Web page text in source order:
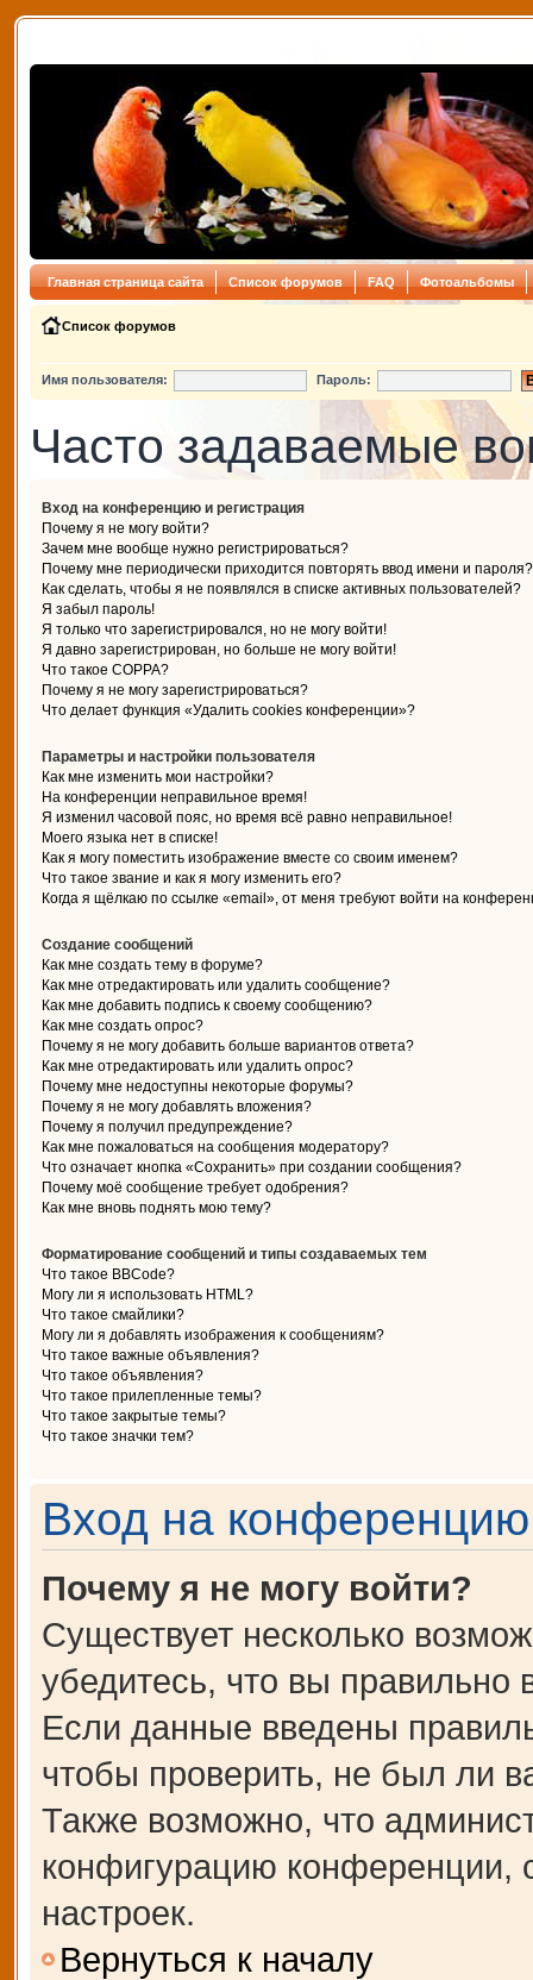
Главная страница сайта Список форумов FAQ Фотоальбомы
Список форумов
Имя пользователя: Пароль:
Часто задаваемые
Вход на конференцию и регистрация
Почему я не могу войти?
Зачем мне вообще нужно регистрироваться?
Почему мне периодически приходится повторять ввод имени и пароля?
Как сделать, чтобы я не появлялся в списке активных пользователей?
Я забыл пароль!
Я только что зарегистрировался, но не могу войти!
Я давно зарегистрирован, но больше не могу войти!
Что такое COPPA?
Почему я не могу зарегистрироваться?
Что делает функция «Удалить cookies конференции»?
Параметры и настройки пользователя
Как мне изменить мои настройки?
На конференции неправильное время!
Я изменил часовой пояс, но время всё равно неправильное!
Моего языка нет в списке!
Как я могу поместить изображение вместе со своим именем?
Что такое звание и как я могу изменить его?
Когда я щёлкаю по ссылке «email», от меня требуют войти на
Создание сообщений
Как мне создать тему в форуме?
Как мне отредактировать или удалить сообщение?
Как мне добавить подпись к своему сообщению?
Как мне создать опрос?
Почему я не могу добавить больше вариантов ответа?
Как мне отредактировать или удалить опрос?
Почему мне недоступны некоторые форумы?
Почему я не могу добавлять вложения?
Почему я получил предупреждение?
Как мне пожаловаться на сообщения модератору?
Что означает кнопка «Сохранить» при создании сообщения?
Почему моё сообщение требует одобрения?
Как мне вновь поднять мою тему?
Форматирование сообщений и типы создаваемых тем
Что такое BBCode?
Могу ли я использовать HTML?
Что такое смайлики?
Могу ли я добавлять изображения к сообщениям?
Что такое важные объявления?
Что такое объявления?
Что такое прилепленные темы?
Что такое закрытые темы?
Что такое значки тем?
Вход на конференцию
Почему я не могу войти?
Существует несколько
убедитесь, что вы правильно
Если данные введены
чтобы проверить, не был ли
Также возможно, что
конфигурацию конференции,
настроек.
Вернуться к началу